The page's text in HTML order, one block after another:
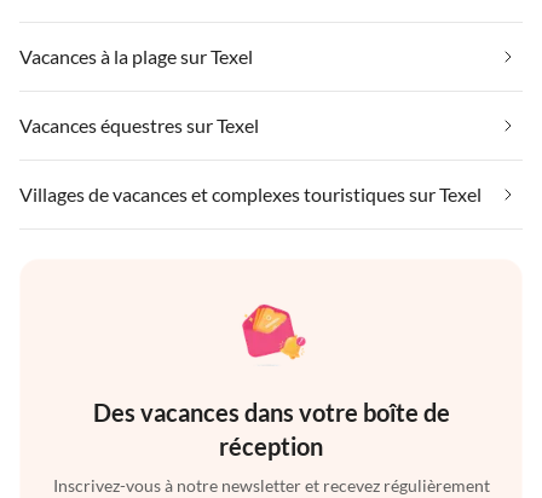
Vacances à la plage sur Texel
Vacances équestres sur Texel
Villages de vacances et complexes touristiques sur Texel
Des vacances dans votre boîte de
réception
Inscrivez-vous à notre newsletter et recevez régulièrement